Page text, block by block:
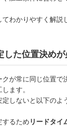
わかりやすく解説
した位置決め
が常に同じ位置で
ます。
しないと以下のよ
するため リードタイ